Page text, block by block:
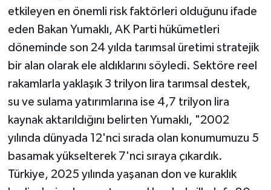
etkileyen en önemli risk faktörleri olduğunu ifade
eden Bakan Yumaklı, AK Parti hükümetleri
döneminde son 24 yılda tarımsal üretimi stratejik
bir alan olarak ele aldıklarını söyledi. Sektöre reel
rakamlarla yaklaşık 3 trilyon lira tarımsal destek,
su ve sulama yatırımlarına ise 4,7 trilyon lira
kaynak aktarıldığını belirten Yumaklı, "2002
yılında dünyada 12'nci sırada olan konumumuzu 5
basamak yükselterek 7'nci sıraya çıkardık.
Türkiye, 2025 yılında yaşanan don ve kuraklık